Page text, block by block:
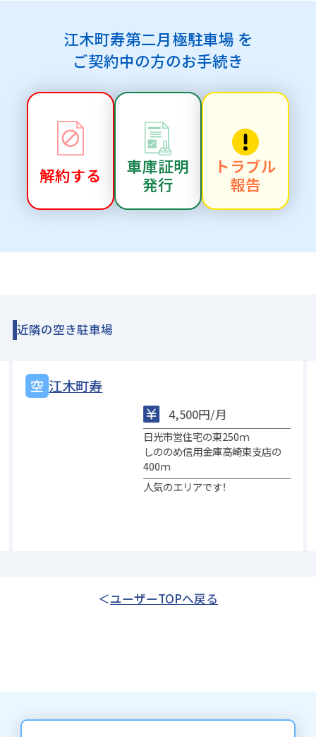
江木町寿第二月極駐車場 を
ご契約中の方のお手続き
解約する
車庫証明
発行
トラブル
報告
近隣の空き駐車場
江木町寿
4,500円/月
日光市営住宅の東250ｍ
しののめ信用金庫高崎東支店の
400ｍ
人気のエリアです！
ユーザーTOPへ戻る